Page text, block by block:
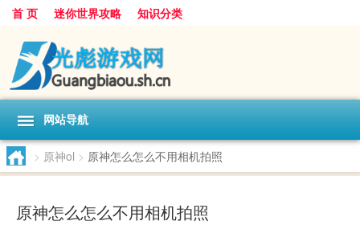
首 页 迷你世界攻略 知识分类
网站导航
> 原神ol > 原神怎么怎么不用相机拍照
原神怎么怎么不用相机拍照